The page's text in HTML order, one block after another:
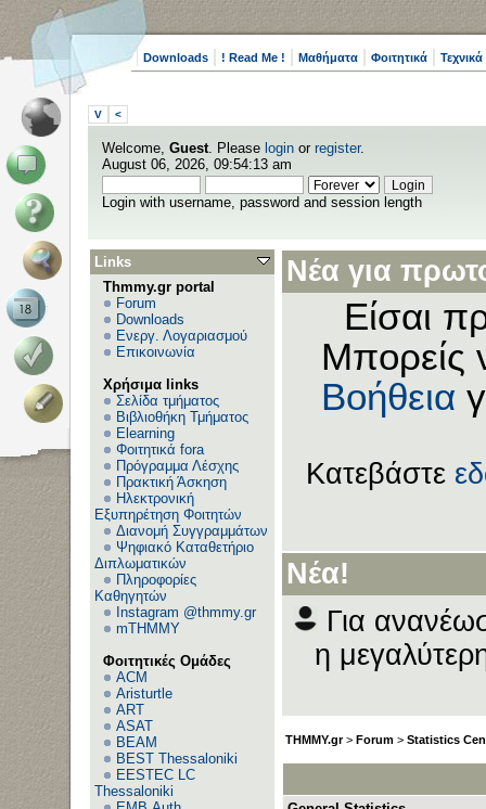
Downloads ! Read Me ! Μαθήματα Φοιτητικά
V <
Welcome, Guest. Please login or register.
August 06, 2026, 09:54:13 am
Login with username, password and session length
Links
Thmmy.gr portal
Forum
Downloads
Ενεργ. Λογαριασμού
Επικοινωνία
Χρήσιμα links
Σελίδα τμήματος
Βιβλιοθήκη Τμήματος
Elearning
Φοιτητικά fora
Πρόγραμμα Λέσχης
Πρακτική Άσκηση
Ηλεκτρονική
Εξυπηρέτηση Φοιτητών
Διανομή Συγγραμμάτων
Ψηφιακό Καταθετήριο
Διπλωματικών
Πληροφορίες
Καθηγητών
Instagram @thmmy.gr
mTHMMY
Φοιτητικές Ομάδες
ACM
Aristurtle
ART
ASAT
BEAM
BEST Thessaloniki
EESTEC LC
Thessaloniki
Νέα για
Είσαι
Μπορείς
Βοήθεια
Κατεβάστε
Νέα!
Για
η
THMMY.gr> Forum > Statistics